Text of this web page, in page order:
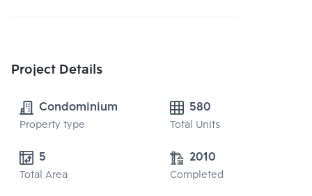
Project Details
Condominium
Property type
580
Total Units
Total Area
2010
Completed